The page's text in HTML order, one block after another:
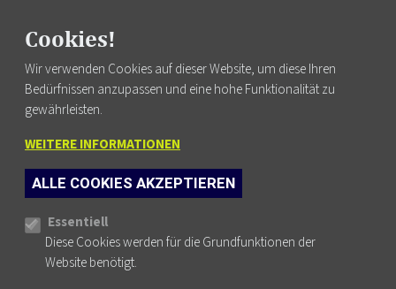
Cookies!
Wir verwenden Cookies auf dieser Website, um diese Ihren
Bedürfnissen anzupassen und eine hohe Funktionalität zu
gewährleisten.
WEITERE INFORMATIONEN
ALLE COOKIES AKZEPTIEREN
Cookie-Einstellungen
Essentiell
Diese Cookies werden für die Grundfunktionen der
Website benötigt.
Fortbildung finden
FUSSZEILENMENÜ
AGB
DATENSCHUTZ
IMPRESSUM
NEWSLETTER
KONTAKT